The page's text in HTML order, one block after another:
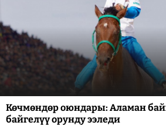
Көчмөндөр оюндары: Аламан
байгелүү орунду ээледи